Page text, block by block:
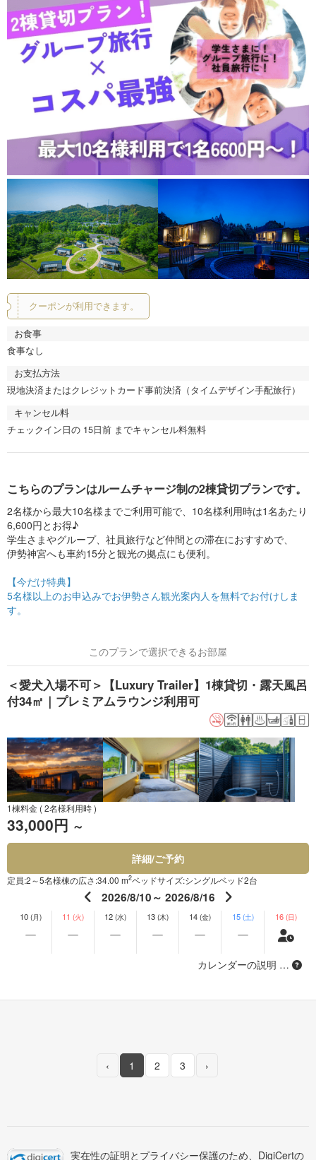
クーポンが利用できます。
お食事
食事なし
お支払方法
現地決済またはクレジットカード事前決済（タイムデザイン手配旅行）
キャンセル料
チェックイン日の 15日前 までキャンセル料無料
こちらのプランはルームチャージ制の2棟貸切プランです。
2名様から最大10名様までご利用可能で、10名様利用時は1名あたり
6,600円とお得♪
学生さまやグループ、社員旅行など仲間との滞在におすすめで、
伊勢神宮へも車約15分と観光の拠点にも便利。
【今だけ特典】
5名様以上のお申込みでお伊勢さん観光案内人を無料でお付けしま
す。
このプランで選択できるお部屋
＜愛犬入場不可＞【Luxury Trailer】1棟貸切・露天風呂
付34㎡｜プレミアムラウンジ利用可
1棟料金 ( 2名様利用時 )
33,000円 ～
詳細/ご予約
定員:2～5名様棟の広さ:34.00 m2ベッドサイズ:シングルベッド2台
2026/8/10～ 2026/8/16
10 (月) 11 (火) 12 (水) 13 (木) 14 (金) 15 (土) 16 (日)
カレンダーの説明 …
‹ 1 2 3 ›
実在性の証明とプライバシー保護のため、DigiCertの